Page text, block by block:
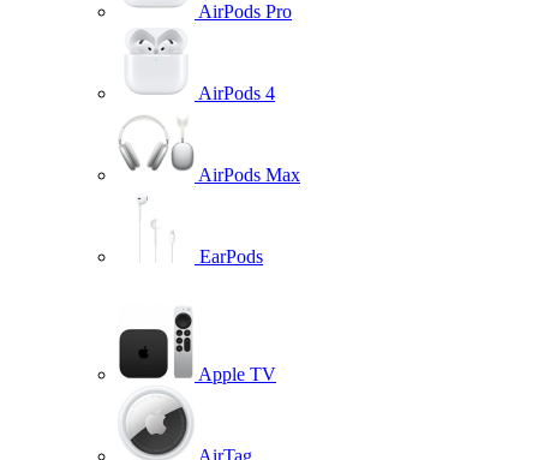
AirPods Pro
AirPods 4
AirPods Max
EarPods
Apple TV